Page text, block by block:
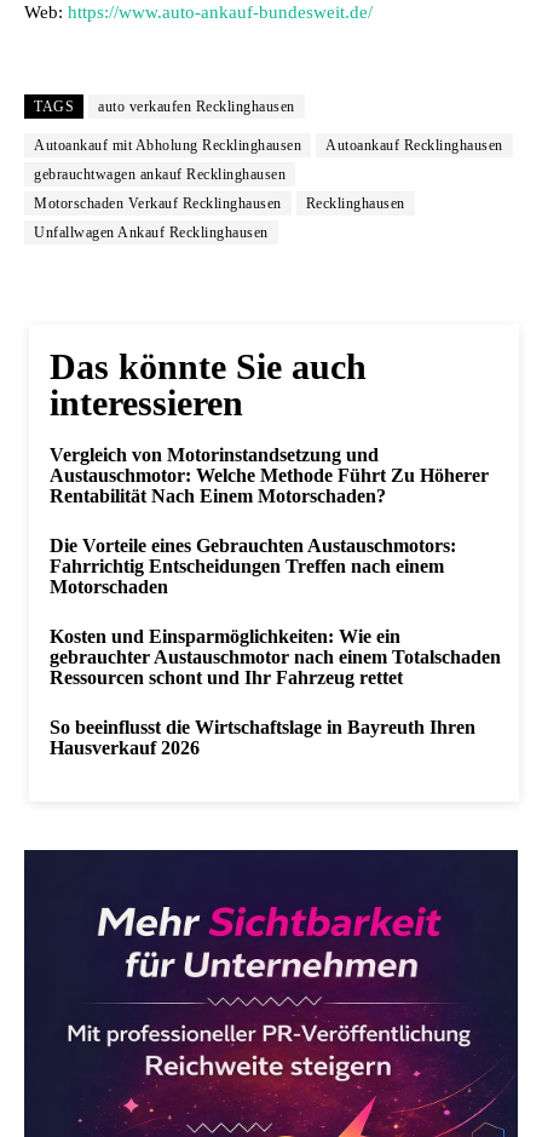
Web: https://www.auto-ankauf-bundesweit.de/
TAGS auto verkaufen Recklinghausen
Autoankauf mit Abholung Recklinghausen
Autoankauf Recklinghausen
gebrauchtwagen ankauf Recklinghausen
Motorschaden Verkauf Recklinghausen
Recklinghausen
Unfallwagen Ankauf Recklinghausen
Das könnte Sie auch
interessieren
Vergleich von Motorinstandsetzung und
Austauschmotor: Welche Methode Führt Zu Höherer
Rentabilität Nach Einem Motorschaden?
Die Vorteile eines Gebrauchten Austauschmotors:
Fahrrichtig Entscheidungen Treffen nach einem
Motorschaden
Kosten und Einsparmöglichkeiten: Wie ein
gebrauchter Austauschmotor nach einem Totalschaden
Ressourcen schont und Ihr Fahrzeug rettet
So beeinflusst die Wirtschaftslage in Bayreuth Ihren
Hausverkauf 2026